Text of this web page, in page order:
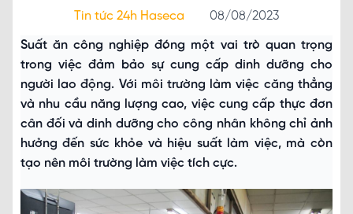
Recruitment
Contact
Tin tức 24h Haseca 08/08/2023
Suất ăn công nghiệp đóng một vai trò quan trọng
trong việc đảm bảo sự cung cấp dinh dưỡng cho
người lao động. Với môi trường làm việc căng thẳng
và nhu cầu năng lượng cao, việc cung cấp thực đơn
cân đối và dinh dưỡng cho công nhân không chỉ ảnh
hưởng đến sức khỏe và hiệu suất làm việc, mà còn
tạo nên môi trường làm việc tích cực.